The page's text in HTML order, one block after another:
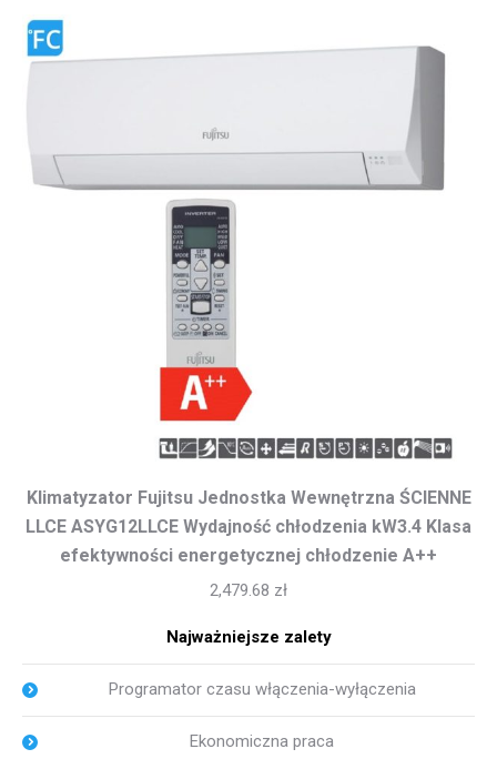
Klimatyzator Fujitsu Jednostka Wewnętrzna ŚCIENNE
LLCE ASYG12LLCE Wydajność chłodzenia kW3.4 Klasa
efektywności energetycznej chłodzenie A++
2,479.68 zł
Najważniejsze zalety
Programator czasu włączenia-wyłączenia
Ekonomiczna praca